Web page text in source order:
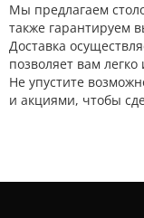
Мы предлагаем
также гарантируем
Доставка
позволяет вам
Не упустите
и акциями, чтобы